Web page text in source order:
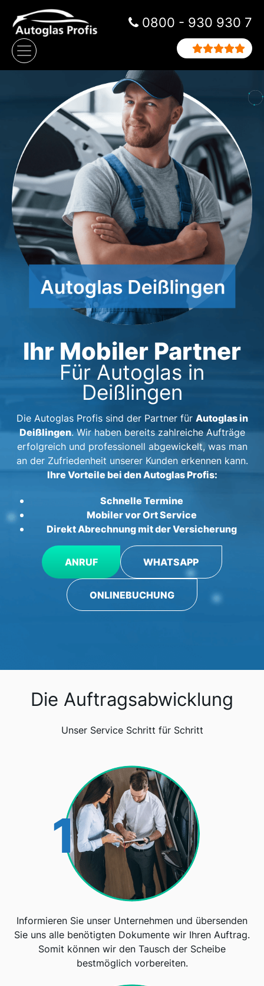
Zum Inhalt springen
Hauptnavigation
0800 - 930 930 7
Ihr Mobiler Partner
Für Autoglas in
Deißlingen
Die Autoglas Profis sind der Partner für Autoglas in
Deißlingen. Wir haben bereits zahlreiche Aufträge
erfolgreich und professionell abgewickelt, was man
an der Zufriedenheit unserer Kunden erkennen kann.
Ihre Vorteile bei den Autoglas Profis:
Schnelle Termine
Mobiler vor Ort Service
Direkt Abrechnung mit der Versicherung
ANRUF WHATSAPP
ONLINEBUCHUNG
Die Auftragsabwicklung
Unser Service Schritt für Schritt
1
Informieren Sie unser Unternehmen und übersenden
Sie uns alle benötigten Dokumente wir Ihren Auftrag.
Somit können wir den Tausch der Scheibe
bestmöglich vorbereiten.